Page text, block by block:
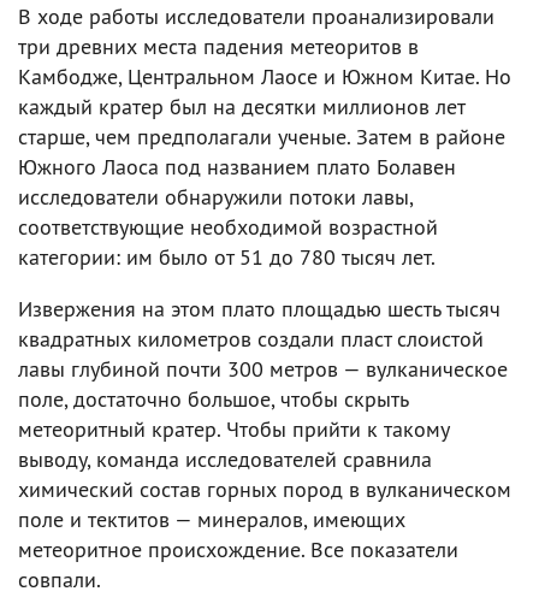
В ходе работы исследователи проанализировали
три древних места падения метеоритов в
Камбодже, Центральном Лаосе и Южном Китае. Но
каждый кратер был на десятки миллионов лет
старше, чем предполагали ученые. Затем в районе
Южного Лаоса под названием плато Болавен
исследователи обнаружили потоки лавы,
соответствующие необходимой возрастной
категории: им было от 51 до 780 тысяч лет.
Извержения на этом плато площадью шесть тысяч
квадратных километров создали пласт слоистой
лавы глубиной почти 300 метров — вулканическое
поле, достаточно большое, чтобы скрыть
метеоритный кратер. Чтобы прийти к такому
выводу, команда исследователей сравнила
химический состав горных пород в вулканическом
поле и тектитов — минералов, имеющих
метеоритное происхождение. Все показатели
совпали.